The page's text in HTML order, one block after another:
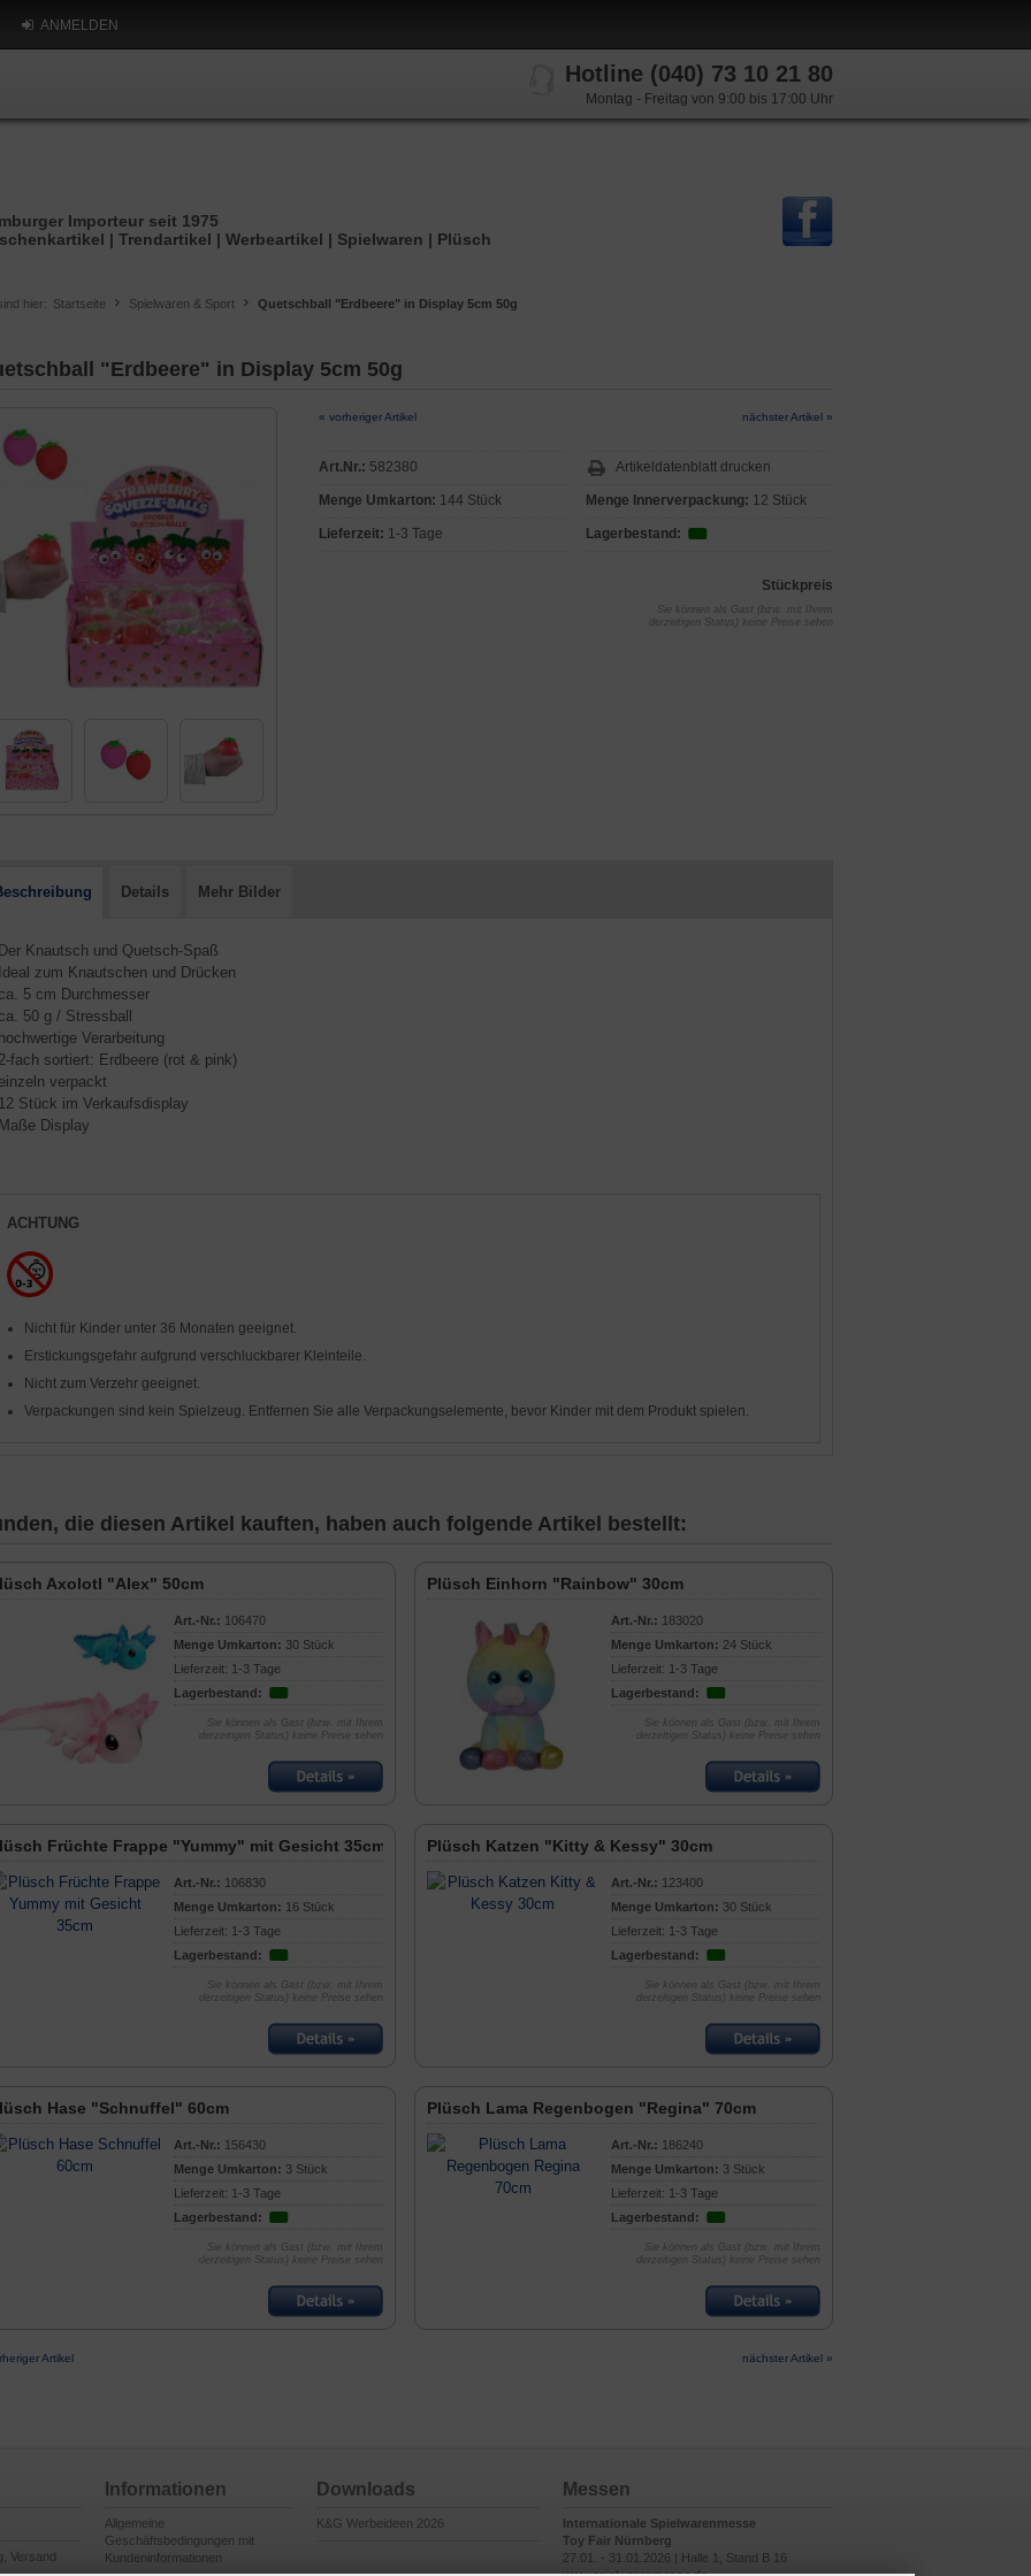
ANMELDEN
Hotline (040) 73 10 21 80
Montag - Freitag von 9:00 bis 17:00 Uhr
Importeur seit 1975
| Trendartikel | Werbeartikel | Spielwaren | Plüsch
hier: Startseite Spielwaren & Sport Quetschball "Erdbeere" in Display 5cm 50g
"Erdbeere" in Display 5cm 50g
« vorheriger Artikel nächster Artikel »
Art.Nr.: 582380
Menge Umkarton: 144 Stück
Lieferzeit: 1-3 Tage
Artikeldatenblatt drucken
Menge Innerverpackung: 12 Stück
Lagerbestand:
Stückpreis
Sie können als Gast (bzw. mit Ihrem
derzeitigen Status) keine Preise sehen
Details Mehr Bilder
Knautsch und Quetsch-Spaß
zum Knautschen und Drücken
5 cm Durchmesser
50 g / Stressball
Verarbeitung
fach sortiert: Erdbeere (rot & pink)
verpackt
Stück im Verkaufsdisplay
Display
ACHTUNG
Nicht für Kinder unter 36 Monaten geeignet.
Erstickungsgefahr aufgrund verschluckbarer Kleinteile.
Nicht zum Verzehr geeignet.
Verpackungen sind kein Spielzeug. Entfernen Sie alle Verpackungselemente, bevor Kinder mit dem Produkt spielen.
die diesen Artikel kauften, haben auch folgende Artikel bestellt:
Axolotl "Alex" 50cm
Art.-Nr.: 106470
Menge Umkarton: 30 Stück
Lieferzeit: 1-3 Tage
Lagerbestand:
Sie können als Gast (bzw. mit Ihrem
derzeitigen Status) keine Preise sehen
Plüsch Einhorn "Rainbow" 30cm
Art.-Nr.: 183020
Menge Umkarton: 24 Stück
Lieferzeit: 1-3 Tage
Lagerbestand:
Sie können als Gast (bzw. mit Ihrem
derzeitigen Status) keine Preise sehen
Früchte Frappe "Yummy" mit Gesicht 35cm
Art.-Nr.: 106830
Menge Umkarton: 16 Stück
Lieferzeit: 1-3 Tage
Lagerbestand:
Sie können als Gast (bzw. mit Ihrem
derzeitigen Status) keine Preise sehen
Plüsch Katzen "Kitty & Kessy" 30cm
Art.-Nr.: 123400
Menge Umkarton: 30 Stück
Lieferzeit: 1-3 Tage
Lagerbestand:
Sie können als Gast (bzw. mit Ihrem
derzeitigen Status) keine Preise sehen
Hase "Schnuffel" 60cm
Art.-Nr.: 156430
Menge Umkarton: 3 Stück
Lieferzeit: 1-3 Tage
Lagerbestand:
Sie können als Gast (bzw. mit Ihrem
derzeitigen Status) keine Preise sehen
Plüsch Lama Regenbogen "Regina" 70cm
Art.-Nr.: 186240
Menge Umkarton: 3 Stück
Lieferzeit: 1-3 Tage
Lagerbestand:
Sie können als Gast (bzw. mit Ihrem
derzeitigen Status) keine Preise sehen
Artikel nächster Artikel »
Versand
Informationen
Allgemeine
Geschäftsbedingungen mit
Kundeninformationen
Downloads
K&G Werbeideen 2026
Messen
Internationale Spielwarenmesse
Toy Fair Nürnberg
27.01. - 31.01.2026 | Halle 1, Stand B 16